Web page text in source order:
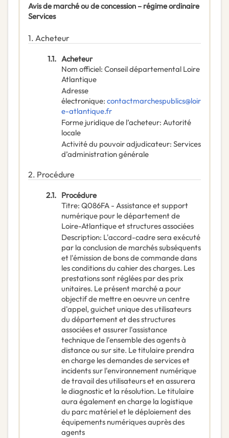
Avis de marché ou de concession – régime ordinaire
Services
1. Acheteur
1.1. Acheteur
Nom officiel: Conseil départemental Loire
Atlantique
Adresse
électronique: contactmarchespublics@loir
e-atlantique.fr
Forme juridique de l’acheteur: Autorité
locale
Activité du pouvoir adjudicateur: Services
d’administration générale
2. Procédure
2.1. Procédure
Titre: Q086FA - Assistance et support
numérique pour le département de
Loire-Atlantique et structures associées
Description: L'accord-cadre sera exécuté
par la conclusion de marchés subséquents
et l'émission de bons de commande dans
les conditions du cahier des charges. Les
prestations sont réglées par des prix
unitaires. Le présent marché a pour
objectif de mettre en oeuvre un centre
d'appel, guichet unique des utilisateurs
du département et des structures
associées et assurer l'assistance
technique de l'ensemble des agents à
distance ou sur site. Le titulaire prendra
en charge les demandes de services et
incidents sur l'environnement numérique
de travail des utilisateurs et en assurera
le diagnostic et la résolution. Le titulaire
aura également en charge la logistique
du parc matériel et le déploiement des
équipements numériques auprès des
agents